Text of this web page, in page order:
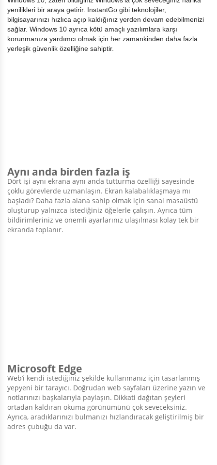
yenilikleri bir araya getirir. InstantGo gibi teknolojiler,
bilgisayarınızı hızlıca açıp kaldığınız yerden devam edebilmenizi
sağlar. Windows 10 ayrıca kötü amaçlı yazılımlara karşı
korunmanıza yardımcı olmak için her zamankinden daha fazla
yerleşik güvenlik özelliğine sahiptir.
Aynı anda birden fazla iş
Dört işi aynı ekrana aynı anda tutturma özelliği sayesinde
çoklu görevlerde uzmanlaşın. Ekran kalabalıklaşmaya mı
başladı? Daha fazla alana sahip olmak için sanal masaüstü
oluşturup yalnızca istediğiniz öğelerle çalışın. Ayrıca tüm
bildirimleriniz ve önemli ayarlarınız ulaşılması kolay tek bir
ekranda toplanır.
Microsoft Edge
Web’i kendi istediğiniz şekilde kullanmanız için tasarlanmış
yepyeni bir tarayıcı. Doğrudan web sayfaları üzerine yazın ve
notlarınızı başkalarıyla paylaşın. Dikkati dağıtan şeyleri
ortadan kaldıran okuma görünümünü çok seveceksiniz.
Ayrıca, aradıklarınızı bulmanızı hızlandıracak geliştirilmiş bir
adres çubuğu da var.